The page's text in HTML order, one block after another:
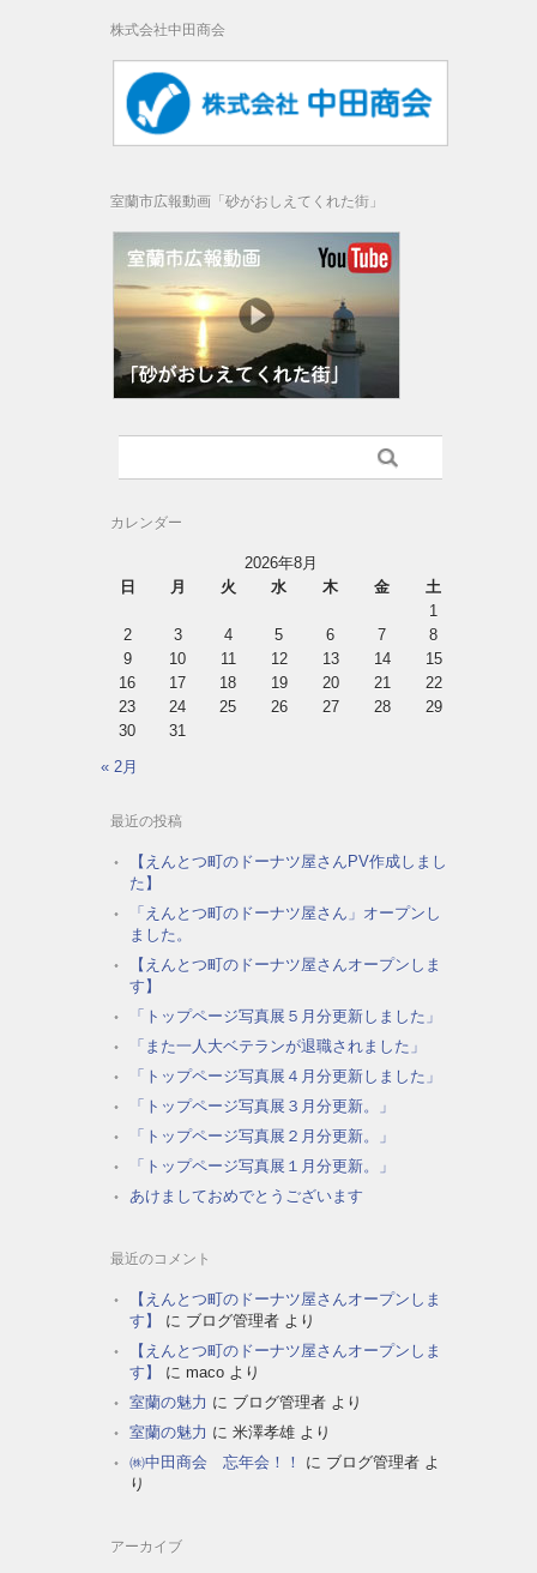
株式会社中田商会
室蘭市広報動画「砂がおしえてくれた街」
カレンダー
2026年8月
日
月 火 水 木 金
土
1
2
3 4 5 6 7
8
9
10 11 12 13 14
15
16
17 18 19 20 21
22
23
24 25 26 27 28
29
30
31
« 2月
最近の投稿
【えんとつ町のドーナツ屋さんPV作成しまし
た】
「えんとつ町のドーナツ屋さん」オープンし
ました。
【えんとつ町のドーナツ屋さんオープンしま
す】
「トップページ写真展５月分更新しました」
「また一人大ベテランが退職されました」
「トップページ写真展４月分更新しました」
「トップページ写真展３月分更新。」
「トップページ写真展２月分更新。」
「トップページ写真展１月分更新。」
あけましておめでとうございます
最近のコメント
【えんとつ町のドーナツ屋さんオープンしま
す】
に ブログ管理者 より
【えんとつ町のドーナツ屋さんオープンしま
す】
に maco より
室蘭の魅力 に ブログ管理者 より
室蘭の魅力 に 米澤孝雄 より
㈱中田商会 忘年会！！
に ブログ管理者 よ
り
アーカイブ